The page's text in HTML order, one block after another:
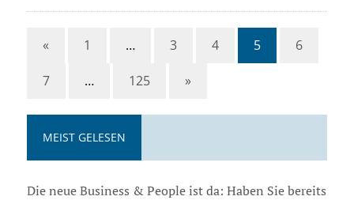
« 1 … 3 4 5 6
7 … 125 »
MEIST GELESEN
Die neue Business & People ist da: Haben Sie bereits